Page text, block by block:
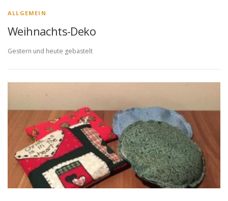
ALLGEMEIN
Weihnachts-Deko
Gestern und heute gebastelt